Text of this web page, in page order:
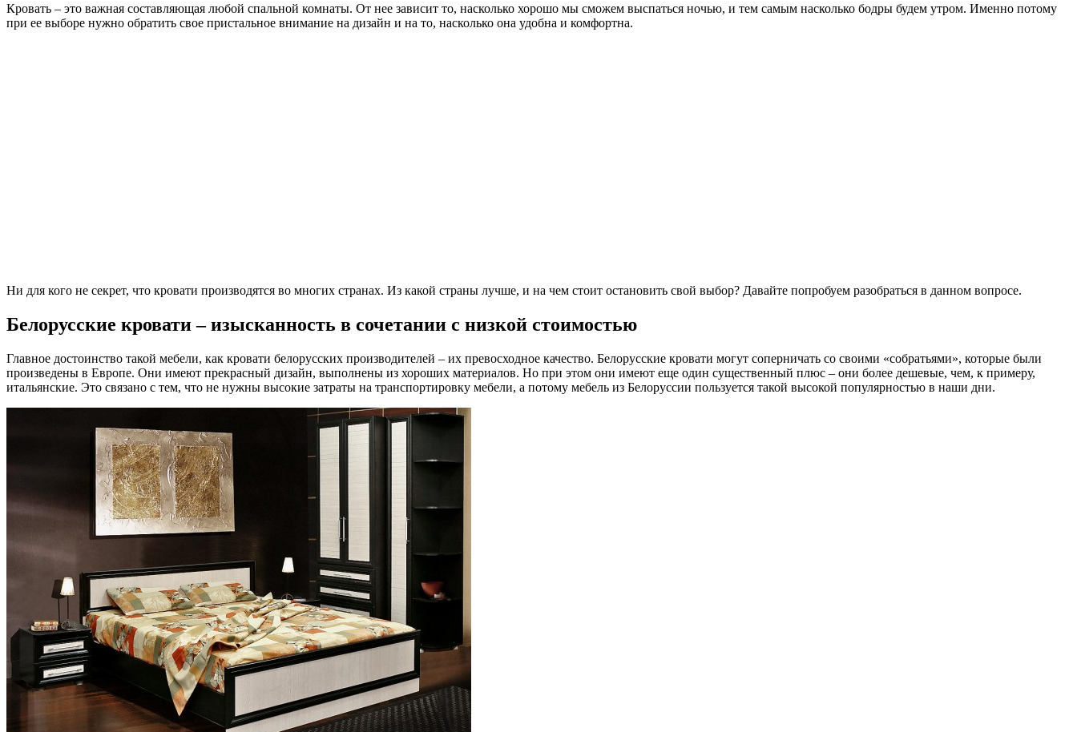
Кровать – это важная составляющая любой спальной комнаты. От нее зависит то, насколько хорошо мы сможем выспаться ночью, и тем самым насколько бодры будем утром. Именно потому
при ее выборе нужно обратить свое пристальное внимание на дизайн и на то, насколько она удобна и комфортна.
Ни для кого не секрет, что кровати производятся во многих странах. Из какой страны лучше, и на чем стоит остановить свой выбор? Давайте попробуем разобраться в данном вопросе.
Белорусские кровати – изысканность в сочетании с низкой стоимостью
Главное достоинство такой мебели, как кровати белорусских производителей – их превосходное качество. Белорусские кровати могут соперничать со своими «собратьями», которые были
произведены в Европе. Они имеют прекрасный дизайн, выполнены из хороших материалов. Но при этом они имеют еще один существенный плюс – они более дешевые, чем, к примеру,
итальянские. Это связано с тем, что не нужны высокие затраты на транспортировку мебели, а потому мебель из Белоруссии пользуется такой высокой популярностью в наши дни.